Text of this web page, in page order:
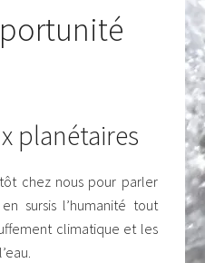
planétaires
chez nous pour parler
sursis l’humanité tout
climatique et les